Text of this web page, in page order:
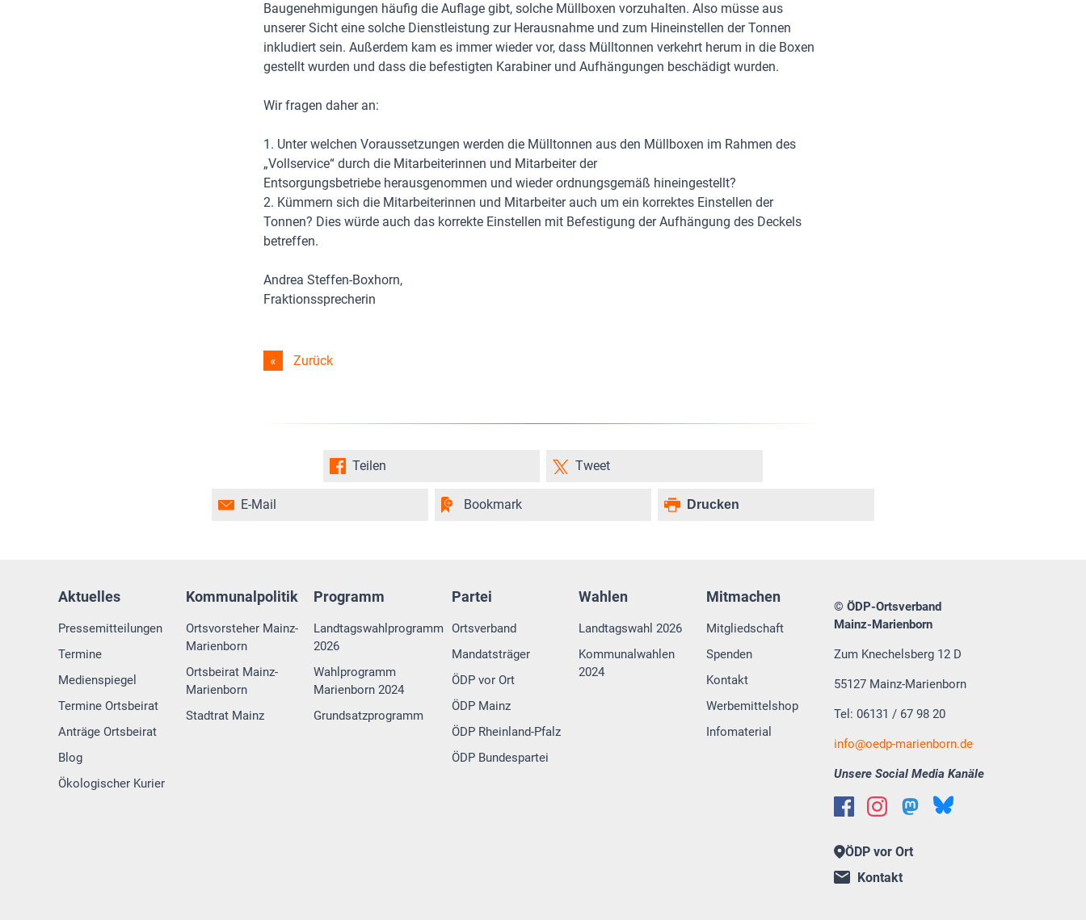
Baugenehmigungen häufig die Auflage gibt, solche Müllboxen vorzuhalten. Also müsse aus
unserer Sicht eine solche Dienstleistung zur Herausnahme und zum Hineinstellen der Tonnen
inkludiert sein. Außerdem kam es immer wieder vor, dass Mülltonnen verkehrt herum in die Boxen
gestellt wurden und dass die befestigten Karabiner und Aufhängungen beschädigt wurden.
Wir fragen daher an:
1. Unter welchen Voraussetzungen werden die Mülltonnen aus den Müllboxen im Rahmen des
„Vollservice“ durch die Mitarbeiterinnen und Mitarbeiter der
Entsorgungsbetriebe herausgenommen und wieder ordnungsgemäß hineingestellt?
2. Kümmern sich die Mitarbeiterinnen und Mitarbeiter auch um ein korrektes Einstellen der
Tonnen? Dies würde auch das korrekte Einstellen mit Befestigung der Aufhängung des Deckels
betreffen.
Andrea Steffen-Boxhorn,
Fraktionssprecherin
Zurück
Teilen Tweet
E-Mail Bookmark Drucken
Aktuelles
Pressemitteilungen
Termine
Medienspiegel
Termine Ortsbeirat
Anträge Ortsbeirat
Blog
Ökologischer Kurier
Kommunalpolitik
Ortsvorsteher Mainz-
Marienborn
Ortsbeirat Mainz-
Marienborn
Stadtrat Mainz
Programm
Landtagswahlprogramm
2026
Wahlprogramm
Marienborn 2024
Grundsatzprogramm
Partei
Ortsverband
Mandatsträger
ÖDP vor Ort
ÖDP Mainz
ÖDP Rheinland-Pfalz
ÖDP Bundespartei
Wahlen
Landtagswahl 2026
Kommunalwahlen
2024
Mitmachen
Mitgliedschaft
Spenden
Kontakt
Werbemittelshop
Infomaterial
© ÖDP-Ortsverband
Mainz-Marienborn
Zum Knechelsberg 12 D
55127 Mainz-Marienborn
Tel: 06131 / 67 98 20
info@oedp-marienborn.de
Unsere Social Media Kanäle
ÖDP vor Ort
Kontakt